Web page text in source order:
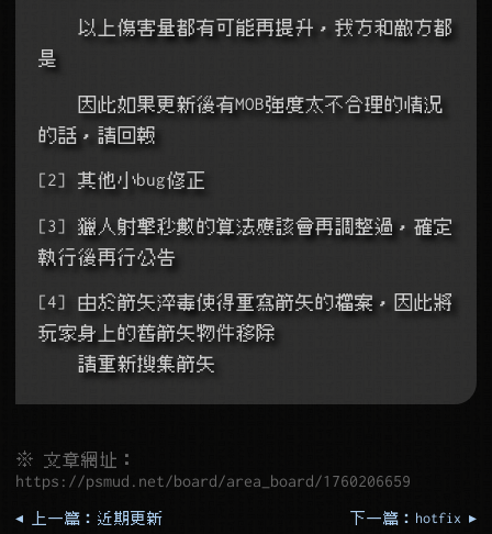
是
的話，請回報
[2] 其他小bug修正
[3] 獵人射擊秒數的算法應該會再調整過，確定
執行後再行公告
[4] 由於箭矢淬毒使得重寫箭矢的檔案，因此將
玩家身上的舊箭矢物件移除
    請重新搜集箭矢
※ 文章網址：
https://psmud.net/board/area_board/1760206659
◂ 上一篇：近期更新 下一篇：hotfix ▸